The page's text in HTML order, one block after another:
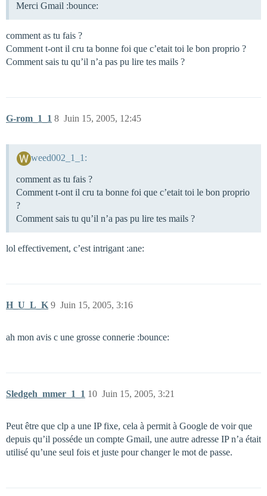
Merci Gmail :bounce:
comment as tu fais ?
Comment t-ont il cru ta bonne foi que c’etait toi le bon proprio ?
Comment sais tu qu’il n’a pas pu lire tes mails ?
G-rom_1_1 Juin 15, 2005, 12:45
8
weed002_1_1:
comment as tu fais ?
Comment t-ont il cru ta bonne foi que c’etait toi le bon proprio
?
Comment sais tu qu’il n’a pas pu lire tes mails ?
lol effectivement, c’est intrigant :ane:
H_U_L_K Juin 15, 2005, 3:16
9
ah mon avis c une grosse connerie :bounce:
Sledgeh_mmer_1_1 Juin 15, 2005, 3:21
10
Peut être que clp a une IP fixe, cela à permit à Google de voir que
depuis qu’il posséde un compte Gmail, une autre adresse IP n’a était
utilisé qu’une seul fois et juste pour changer le mot de passe.